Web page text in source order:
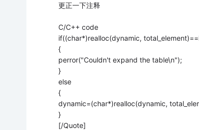
更正一下注释
C/C++ code
if((char*)realloc(dynamic,
{
perror("Couldn't expand the table\n");
}
else
{
dynamic=(char*)realloc(dynamic,
}
[/Quote]